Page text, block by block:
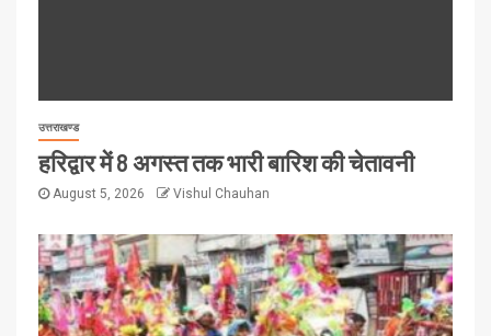
उत्तराखण्ड
हरिद्वार में 8 अगस्त तक भारी बारिश की चेतावनी
August 5, 2026 Vishul Chauhan